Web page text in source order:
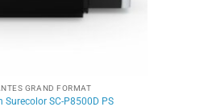
GRAND FORMAT
Surecolor SC-P8500D PS